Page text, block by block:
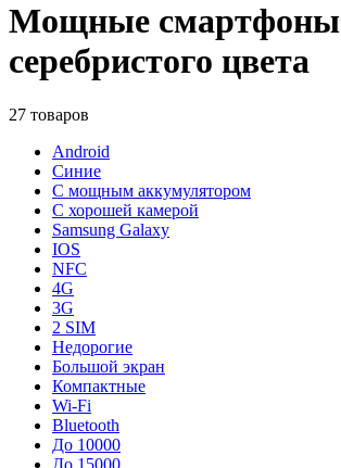
Мощные смартфоны
серебристого цвета
27 товаров
Android
Синие
С мощным аккумулятором
С хорошей камерой
Samsung Galaxy
IOS
NFC
4G
3G
2 SIM
Недорогие
Большой экран
Компактные
Wi-Fi
Bluetooth
До 10000
До 15000